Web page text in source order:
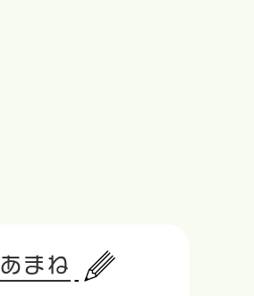
あまね